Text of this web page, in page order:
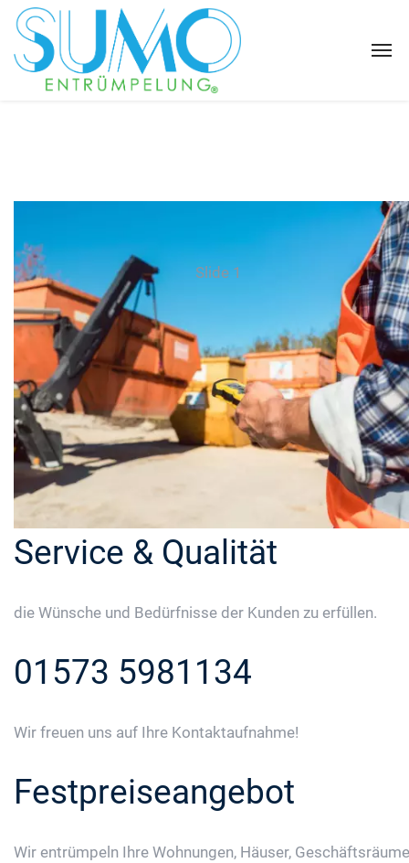
Slide 1
Service & Qualität
die Wünsche und Bedürfnisse der Kunden zu erfüllen.
01573 5981134
Wir freuen uns auf Ihre Kontaktaufnahme!
Festpreiseangebot
Wir entrümpeln Ihre Wohnungen, Häuser,